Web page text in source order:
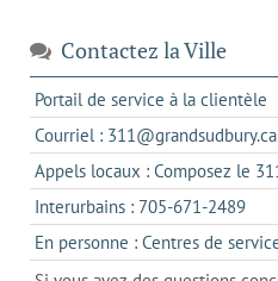
Contactez la Ville
Portail de service à la clientèle
Courriel : 311@grandsudbury.ca
Appels locaux : Composez le
Interurbains : 705-671-2489
dans
un
En personne : Centres de